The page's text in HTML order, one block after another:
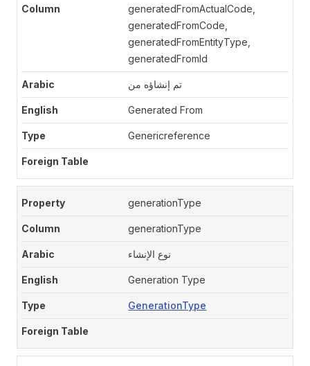
generatedFromActualCode,
generatedFromCode,
generatedFromEntityType,
generatedFromId
تم إنشاؤه من
Generated From
Genericreference
generationType
generationType
نوع الإنشاء
Generation Type
GenerationType